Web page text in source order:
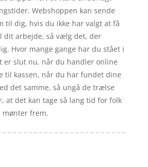
Webshoppen kan sende
til dig, hvis du ikke har valgt at få
dit arbejde, så vælg det, der
Hvor mange gange har du stået i
er slut nu, når du handler online
til kassen, når du har fundet dine
det samme, så ungå de trælse
at det kan tage så lang tid for folk
mønter frem.